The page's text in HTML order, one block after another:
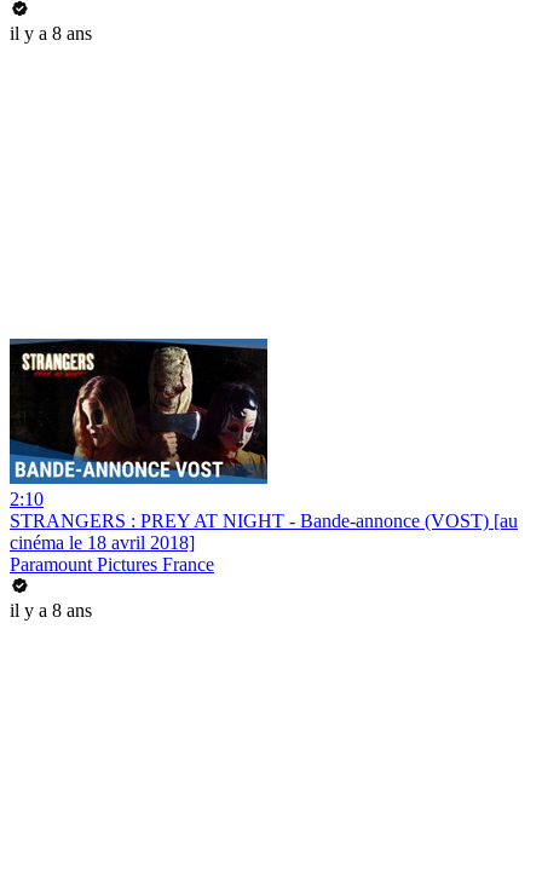
il y a 8 ans
2:10
STRANGERS : PREY AT NIGHT - Bande-annonce (VOST) [au
cinéma le 18 avril 2018]
Paramount Pictures France
il y a 8 ans